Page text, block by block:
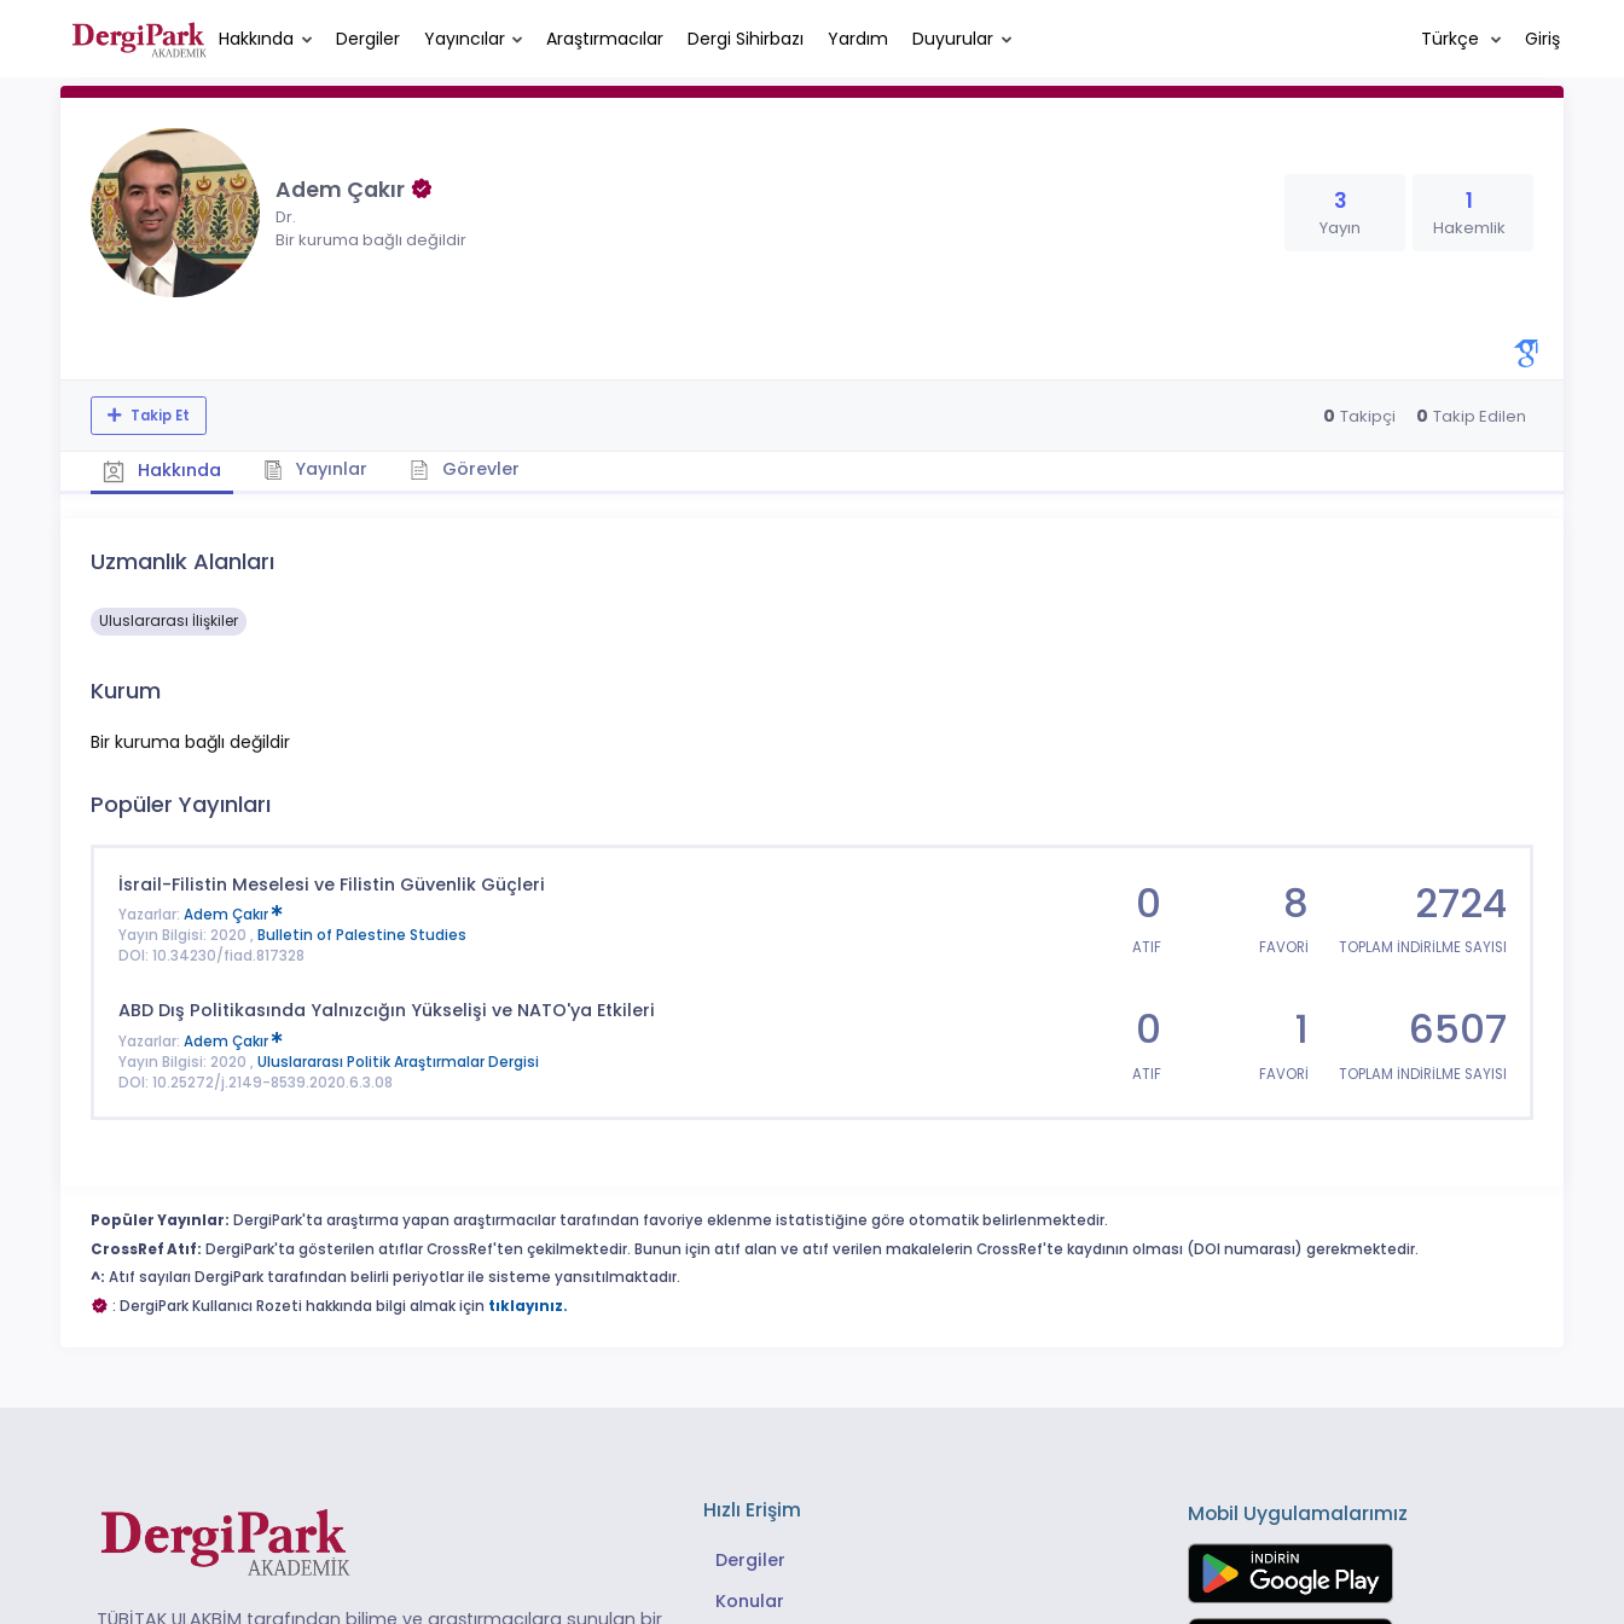
Hakkında Dergiler Yayıncılar Araştırmacılar Dergi Sihirbazı Yardım Duyurular Türkçe Giriş
Adem Çakır
Dr.
Bir kuruma bağlı değildir
3
Yayın
1
Hakemlik
Takip Et 0 Takipçi 0 Takip Edilen
Hakkında Yayınlar Görevler
Uzmanlık Alanları
Uluslararası İlişkiler
Kurum
Bir kuruma bağlı değildir
Popüler Yayınları
İsrail-Filistin Meselesi ve Filistin Güvenlik Güçleri
Yazarlar: Adem Çakır
Yayın Bilgisi: 2020 , Bulletin of Palestine Studies
DOI: 10.34230/fiad.817328
0
ATIF
8
FAVORİ
2724
TOPLAM İNDİRİLME SAYISI
ABD Dış Politikasında Yalnızcığın Yükselişi ve NATO'ya Etkileri
Yazarlar: Adem Çakır
Yayın Bilgisi: 2020 , Uluslararası Politik Araştırmalar Dergisi
DOI: 10.25272/j.2149-8539.2020.6.3.08
0
ATIF
1
FAVORİ
6507
TOPLAM İNDİRİLME SAYISI
Popüler Yayınlar: DergiPark'ta araştırma yapan araştırmacılar tarafından favoriye eklenme istatistiğine göre otomatik belirlenmektedir.
CrossRef Atıf: DergiPark'ta gösterilen atıflar CrossRef'ten çekilmektedir. Bunun için atıf alan ve atıf verilen makalelerin CrossRef'te kaydının olması (DOI numarası) gerekmektedir.
^: Atıf sayıları DergiPark tarafından belirli periyotlar ile sisteme yansıtılmaktadır.
: DergiPark Kullanıcı Rozeti hakkında bilgi almak için tıklayınız.
Hızlı Erişim
Dergiler
Konular
Mobil Uygulamalarımız